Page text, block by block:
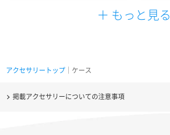
＋ もっと見る
アクセサリートップ ｜ケース
掲載アクセサリーについての注意事項